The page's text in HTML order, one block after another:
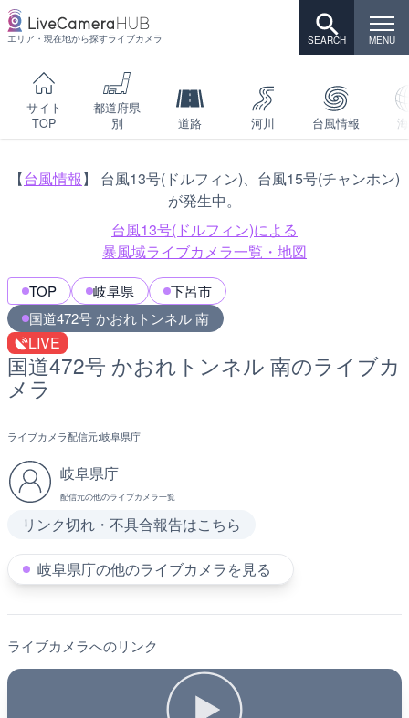
エリア・現在地から探すライブカメラ
サイト
TOP
都道府県
別
道路 河川 台風情報
【台風情報】 台風13号(ドルフィン)、台風15号(チャンホン)
が発生中。
台風13号(ドルフィン)による
暴風域ライブカメラ一覧・地図
TOP 岐阜県
下呂市
国道472号 かおれトンネル 南
LIVE
国道472号 かおれトンネル 南のライブカ
メラ
ライブカメラ配信元:岐阜県庁
岐阜県庁
配信元の他のライブカメラ一覧
リンク切れ・不具合報告はこちら
岐阜県庁の他のライブカメラを見る
ライブカメラへのリンク